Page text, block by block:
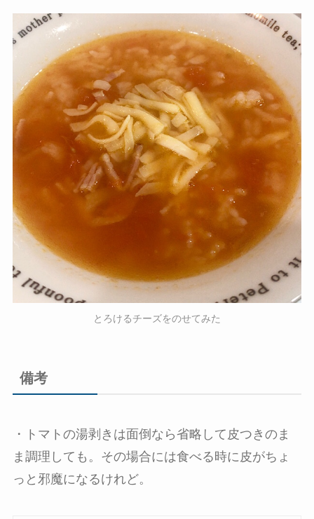
とろけるチーズをのせてみた
備考
・トマトの湯剥きは面倒なら省略して皮つきのま
ま調理しても。その場合には食べる時に皮がちょ
っと邪魔になるけれど。